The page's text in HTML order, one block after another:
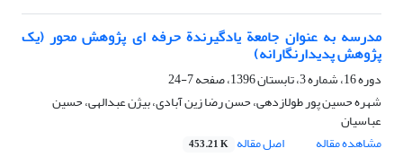
مدرسه به عنوان جامعة یادگیرندة حرفه ای پژوهش محور (یک
پژوهش پدیدارنگارانه)
دوره 16، شماره 3، تابستان 1396، صفحه
7-24
شهره حسین پور طولازدهی، حسن رضا زین آبادی، بیژن عبدالهی، حسین
عباسیان
مشاهده مقاله
اصل مقاله 453.21 K